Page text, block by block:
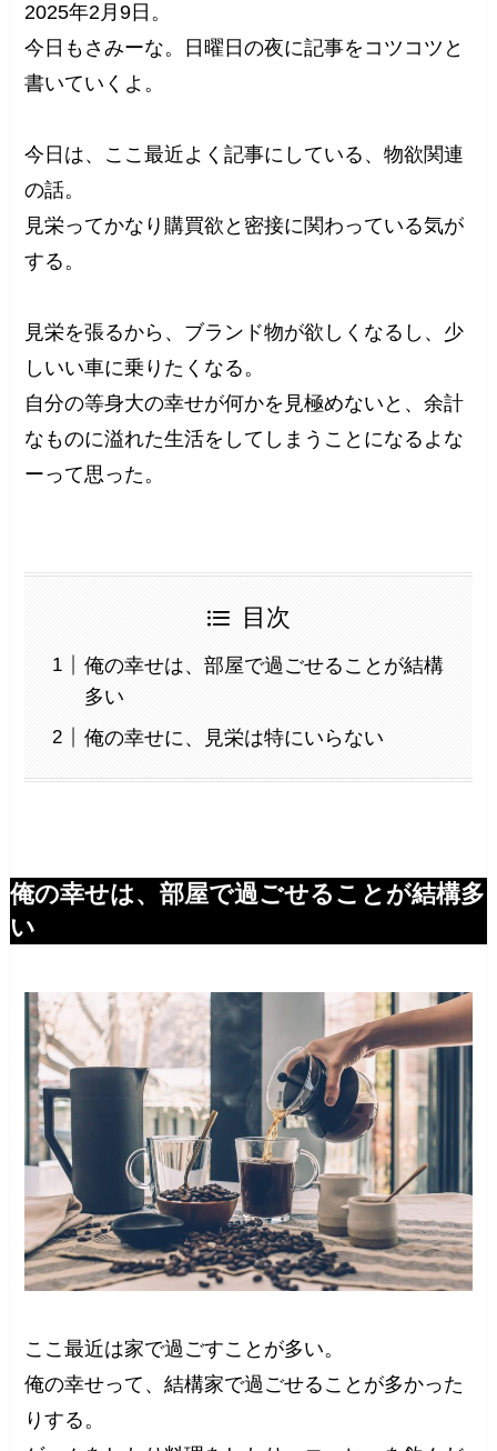
2025年2月9日。
今日もさみーな。日曜日の夜に記事をコツコツと
書いていくよ。
今日は、ここ最近よく記事にしている、物欲関連
の話。
見栄ってかなり購買欲と密接に関わっている気が
する。
見栄を張るから、ブランド物が欲しくなるし、少
しいい車に乗りたくなる。
自分の等身大の幸せが何かを見極めないと、余計
なものに溢れた生活をしてしまうことになるよな
ーって思った。
目次
俺の幸せは、部屋で過ごせることが結構
多い
俺の幸せに、見栄は特にいらない
俺の幸せは、部屋で過ごせることが結構多
い
ここ最近は家で過ごすことが多い。
俺の幸せって、結構家で過ごせることが多かった
りする。